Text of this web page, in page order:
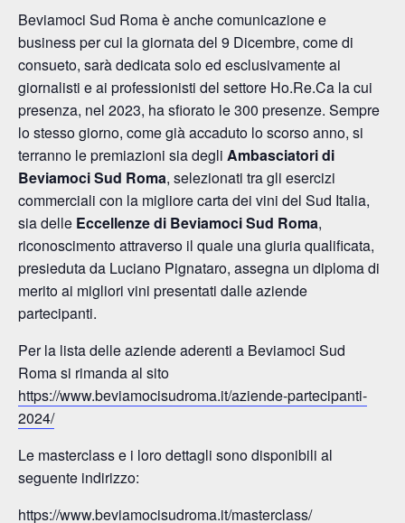
Beviamoci Sud Roma è anche comunicazione e
business per cui la giornata del 9 Dicembre, come di
consueto, sarà dedicata solo ed esclusivamente ai
giornalisti e ai professionisti del settore Ho.Re.Ca la cui
presenza, nel 2023, ha sfiorato le 300 presenze. Sempre
lo stesso giorno, come già accaduto lo scorso anno, si
terranno le premiazioni sia degli Ambasciatori di
Beviamoci Sud Roma, selezionati tra gli esercizi
commerciali con la migliore carta dei vini del Sud Italia,
sia delle Eccellenze di Beviamoci Sud Roma,
riconoscimento attraverso il quale una giuria qualificata,
presieduta da Luciano Pignataro, assegna un diploma di
merito ai migliori vini presentati dalle aziende
partecipanti.
Per la lista delle aziende aderenti a Beviamoci Sud
Roma si rimanda al sito
https://www.beviamocisudroma.it/aziende-partecipanti-
2024/
Le masterclass e i loro dettagli sono disponibili al
seguente indirizzo:
https://www.beviamocisudroma.it/masterclass/